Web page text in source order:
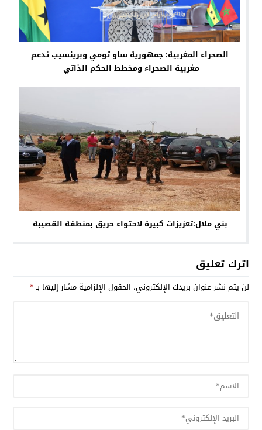
الصحراء المغربية: جمهورية ساو تومي وبرينسيب تدعم
مغربية الصحراء ومخطط الحكم الذاتي
بني ملال:تعزيزات كبيرة لاحتواء حريق بمنطقة القصيبة
اترك تعليق
لن يتم نشر عنوان بريدك الإلكتروني. الحقول الإلزامية مشار إليها بـ*